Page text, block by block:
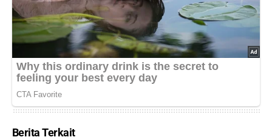
Berita Terkait